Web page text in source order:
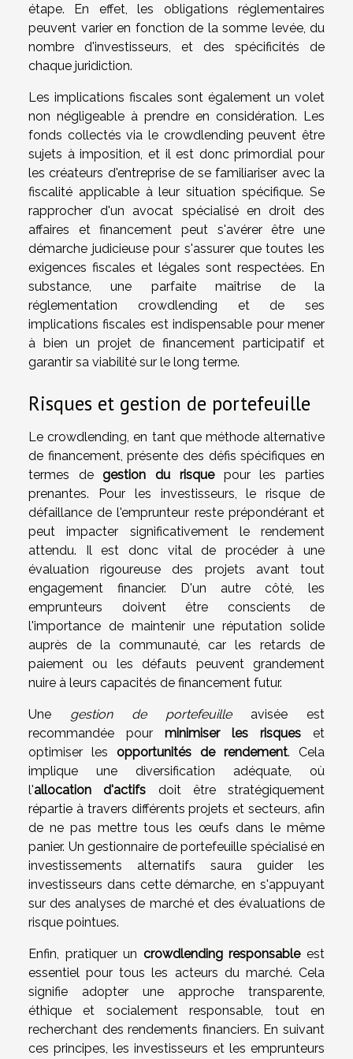
étape. En effet, les obligations réglementaires
peuvent varier en fonction de la somme levée, du
nombre d'investisseurs, et des spécificités de
chaque juridiction.
Les implications fiscales sont également un volet
non négligeable à prendre en considération. Les
fonds collectés via le crowdlending peuvent être
sujets à imposition, et il est donc primordial pour
les créateurs d'entreprise de se familiariser avec la
fiscalité applicable à leur situation spécifique. Se
rapprocher d'un avocat spécialisé en droit des
affaires et financement peut s'avérer être une
démarche judicieuse pour s'assurer que toutes les
exigences fiscales et légales sont respectées. En
substance, une parfaite maîtrise de la
réglementation crowdlending et de ses
implications fiscales est indispensable pour mener
à bien un projet de financement participatif et
garantir sa viabilité sur le long terme.
Risques et gestion de portefeuille
Le crowdlending, en tant que méthode alternative
de financement, présente des défis spécifiques en
termes degestion du risquepour les parties
prenantes. Pour les investisseurs, le risque de
défaillance de l'emprunteur reste prépondérant et
peut impacter significativement le rendement
attendu. Il est donc vital de procéder à une
évaluation rigoureuse des projets avant tout
engagement financier. D'un autre côté, les
emprunteurs doivent être conscients de
l'importance de maintenir une réputation solide
auprès de la communauté, car les retards de
paiement ou les défauts peuvent grandement
nuire à leurs capacités de financement futur.
Une gestion de portefeuilleavisée est
recommandée pour minimiser les risques et
optimiser les opportunités de rendement. Cela
implique une diversification adéquate, où
l'allocation d'actifs doit être stratégiquement
répartie à travers différents projets et secteurs, afin
de ne pas mettre tous les œufs dans le même
panier. Un gestionnaire de portefeuille spécialisé en
investissements alternatifs saura guider les
investisseurs dans cette démarche, en s'appuyant
sur des analyses de marché et des évaluations de
risque pointues.
Enfin, pratiquer un crowdlending responsableest
essentiel pour tous les acteurs du marché. Cela
signifie adopter une approche transparente,
éthique et socialement responsable, tout en
recherchant des rendements financiers. En suivant
ces principes, les investisseurs et les emprunteurs